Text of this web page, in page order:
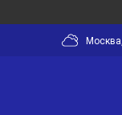
Москва,